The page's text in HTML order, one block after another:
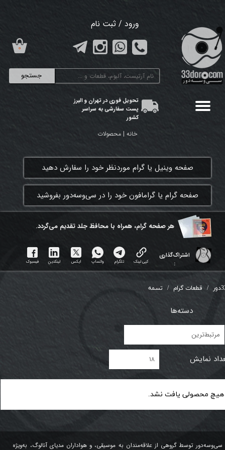
جستجو
ورود / ثبت نام
تغییر گذر واژه
سفارشات
تحویل فوری در تهران و البرز
پست سفارشی به سراسر
کشور
۰
خانه | محصولات
​صفحه وینیل یا گرام موردنظر خود را سفارش دهید
​صفحه گرام یا گرامافون خود را در سی‌وسه‌دور بفروشید
هر ​صفحه گرام، همراه با محافظ جلد تقدیم می‌گردد.
اشتراک‌گذاری
:
کپی لینک تلگرام واتساپ ایکس لینکدین فیسبوک
قطعات گرام تسمه
دسته‌ها
مرتبط‌ترین
نمایش ۱۸
هیچ محصولی یافت نشد.
سی‌وسه‌دور توسط گروهی از علاقه‌مندان به موسیقی، و هواداران مدیای آنالوگ، به‌ویژه